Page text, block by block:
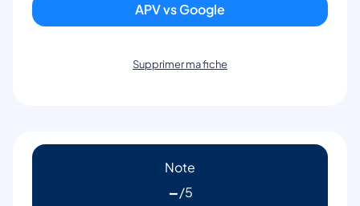
APV vs Google
Supprimer ma fiche
Note
-